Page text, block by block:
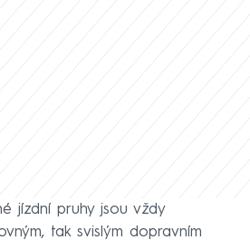
jízdní pruhy jsou vždy
tak svislým dopravním